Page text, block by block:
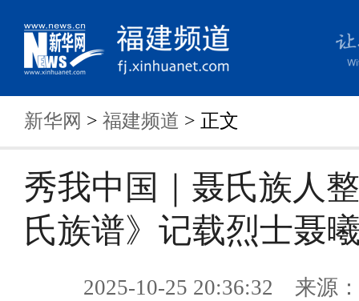
新华网 > 福建频道 > 正文
秀我中国｜聂氏族人
氏族谱》记载烈士聂
2025-10-25 20:36:32 来源